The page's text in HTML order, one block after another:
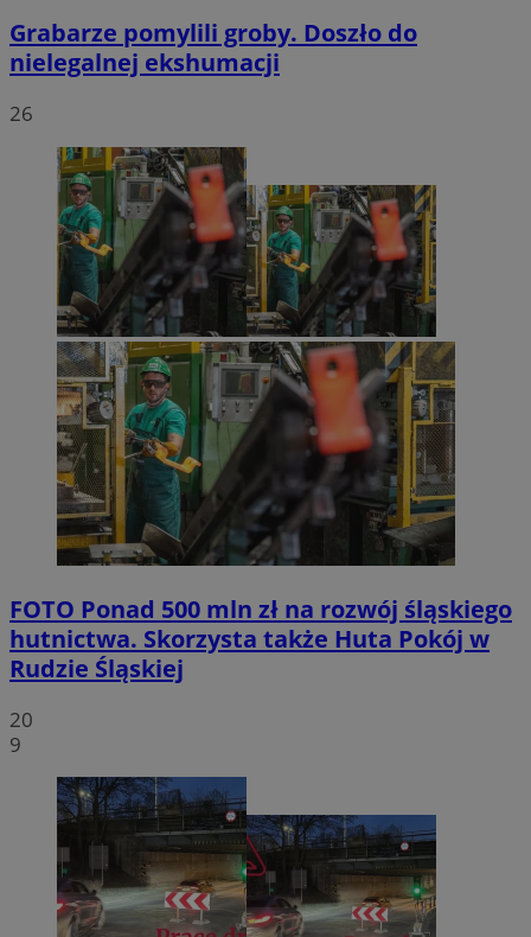
Grabarze pomylili groby. Doszło do
nielegalnej ekshumacji
26
FOTO Ponad 500 mln zł na rozwój śląskiego
hutnictwa. Skorzysta także Huta Pokój w
Rudzie Śląskiej
20
9